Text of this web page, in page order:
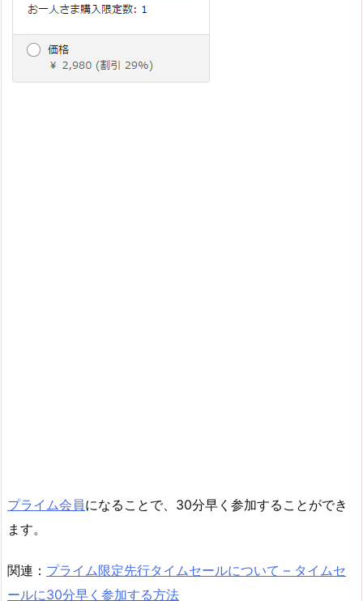
プライム会員になることで、30分早く参加することができ
ます。
関連： プライム限定先行タイムセールについて – タイムセ
ールに30分早く参加する方法